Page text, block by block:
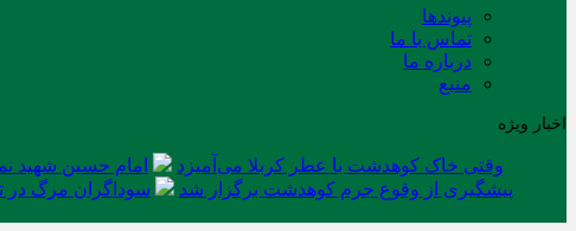
پیوندها
تماس با ما
درباره ما
منبع
اخبار ویژه
وقتی خاک کوهدشت با عطر کربلا می‌آمیزد امام حسین شهید
پیشگیری از وقوع جرم کوهدشت برگزار شد
سوداگران مرگ در